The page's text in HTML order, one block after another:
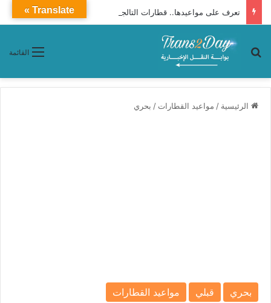
تعرف على مواعيدها.. قطارات التالجو تنطلق من الإسكندرية إلى القاهرة يوميًا
القائمة بحث عن
الرئيسية / مواعيد القطارات / بحري
بحري قبلي مواعيد القطارات
Translate »